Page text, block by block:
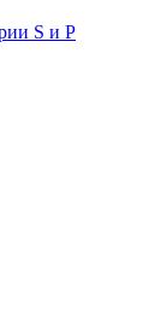
S и P